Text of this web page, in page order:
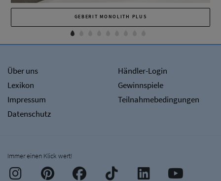
GEBERIT MONOLITH PLUS
Über uns
Lexikon
Impressum
Datenschutz
Händler-Login
Gewinnspiele
Teilnahmebedingungen
Immer einen Klick wert!